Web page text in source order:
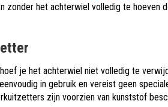
zonder het achterwiel volledig te hoeven
je het achterwiel niet volledig te
in gebruik en vereist geen
zijn voorzien van kunststof